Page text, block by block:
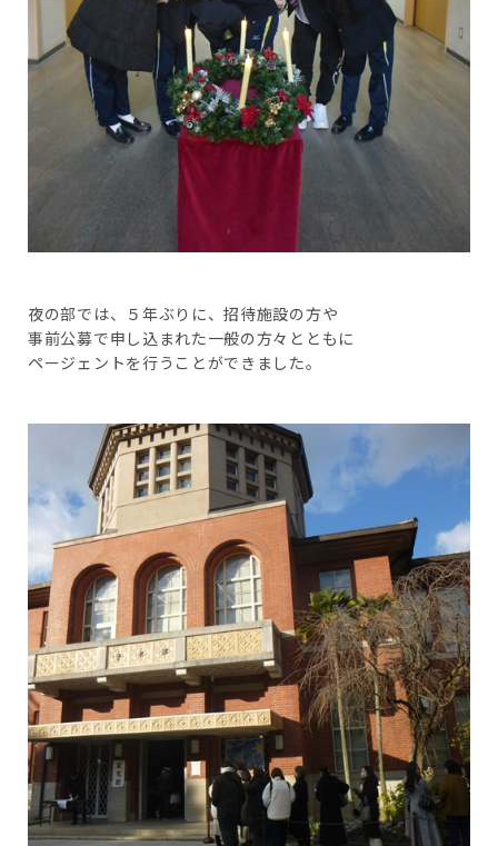
夜の部では、５年ぶりに、招待施設の方や
事前公募で申し込まれた一般の方々とともに
ページェントを行うことができました。